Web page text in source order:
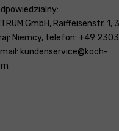
GmbH, Raiffeisenstr. 1,
Niemcy, telefon: +49
kundenservice@koch-